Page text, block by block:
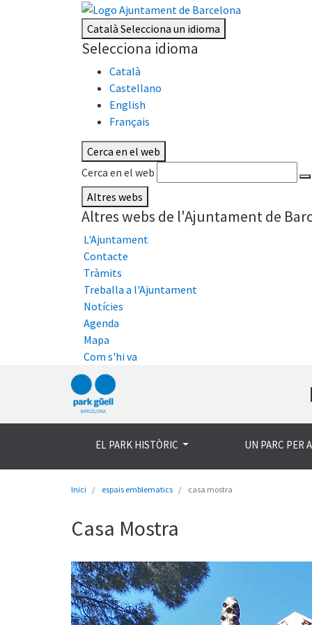
Català Selecciona un idioma
Selecciona idioma
Català
Castellano
English
Français
Cerca en el web
Cerca en el web
Altres webs
Altres webs de l'Ajuntament de
L'Ajuntament
Contacte
Tràmits
Treballa a l'Ajuntament
Notícies
Agenda
Mapa
Com s'hi va
EL PARK HISTÒRIC UN PARC PER
Inici espais emblematics casa mostra
Casa Mostra